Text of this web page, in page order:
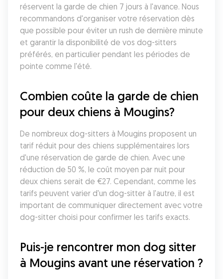
réservent la garde de chien 7 jours à l'avance. Nous
recommandons d'organiser votre réservation dès
que possible pour éviter un rush de dernière minute
et garantir la disponibilité de vos dog-sitters
préférés, en particulier pendant les périodes de
pointe comme l'été.
Combien coûte la garde de chien
pour deux chiens à Mougins?
De nombreux dog-sitters à Mougins proposent un
tarif réduit pour des chiens supplémentaires lors
d'une réservation de garde de chien. Avec une
réduction de 50 %, le coût moyen par nuit pour
deux chiens serait de €27. Cependant, comme les
tarifs peuvent varier d'un dog-sitter à l'autre, il est
important de communiquer directement avec votre
dog-sitter choisi pour confirmer les tarifs exacts.
Puis-je rencontrer mon dog sitter
à Mougins avant une réservation ?